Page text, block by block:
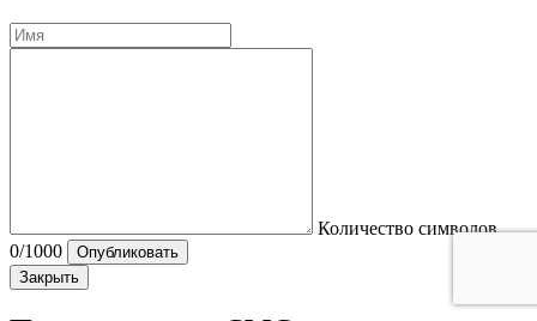
Количество символов
0/1000
Опубликовать
Закрыть